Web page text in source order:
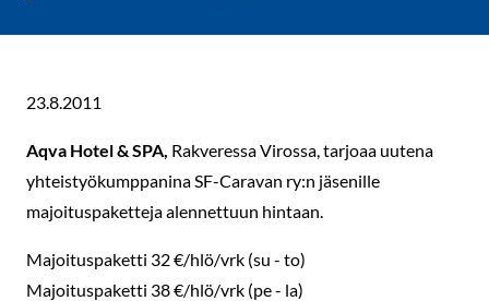
23.8.2011
Aqva Hotel & SPA, Rakveressa Virossa, tarjoaa uutena
yhteistyökumppanina SF-Caravan ry:n jäsenille
majoituspaketteja alennettuun hintaan.
Majoituspaketti 32 €/hlö/vrk (su - to)
Majoituspaketti 38 €/hlö/vrk (pe - la)